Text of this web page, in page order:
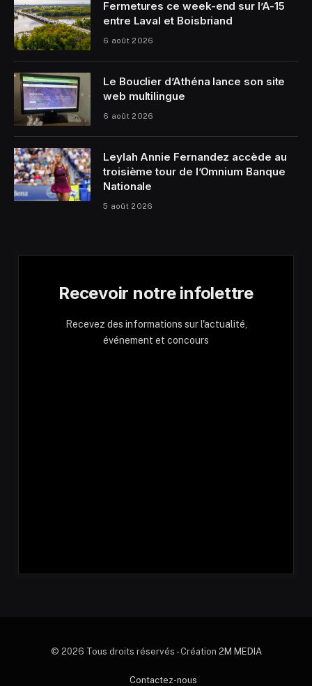
Fermetures ce week-end sur l’A-15
entre Laval et Boisbriand
6 août 2026
Le Bouclier d’Athéna lance son site
web multilingue
6 août 2026
Leylah Annie Fernandez accède au
troisième tour de l’Omnium Banque
Nationale
5 août 2026
Recevoir notre infolettre
Recevez des informations sur l'actualité,
événement et concours
© 2026 Tous droits réservés - Création 2M MEDIA
Contactez-nous